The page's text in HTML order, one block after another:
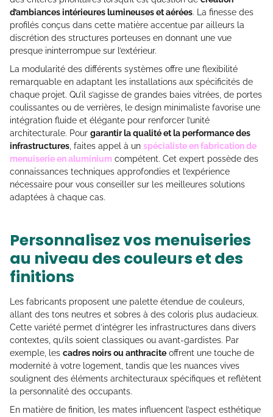
d’ambiances intérieures lumineuses et aérées. La finesse des
profilés conçus dans cette matière accentue par ailleurs la
discrétion des structures porteuses en donnant une vue
presque ininterrompue sur l’extérieur.
La modularité des différents systèmes offre une flexibilité
remarquable en adaptant les installations aux spécificités de
chaque projet. Qu’il s’agisse de grandes baies vitrées, de portes
coulissantes ou de verrières, le design minimaliste favorise une
intégration fluide et élégante pour renforcer l’unité
architecturale. Pour garantir la qualité et la performance des
infrastructures, faites appel à un spécialiste en fabrication de
menuiserie en aluminium compétent. Cet expert possède des
connaissances techniques approfondies et l’expérience
nécessaire pour vous conseiller sur les meilleures solutions
adaptées à chaque cas.
Personnalisez vos menuiseries
au niveau des couleurs et des
finitions
Les fabricants proposent une palette étendue de couleurs,
allant des tons neutres et sobres à des coloris plus audacieux.
Cette variété permet d’intégrer les infrastructures dans divers
contextes, qu’ils soient classiques ou avant-gardistes. Par
exemple, les cadres noirs ou anthracite offrent une touche de
modernité à votre logement, tandis que les nuances vives
soulignent des éléments architecturaux spécifiques et reflètent
la personnalité des occupants.
En matière de finition, les mates influencent l’aspect esthétique